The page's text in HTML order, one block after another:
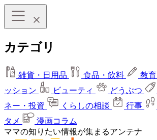
カテゴリ
雑貨・日用品 食品・飲料 教育
ッション
ビューティ どうぶつ
ネー・投資
くらしの相談 行事
タメ
漫画コラム
ママの知りたい情報が集まるアンテナ